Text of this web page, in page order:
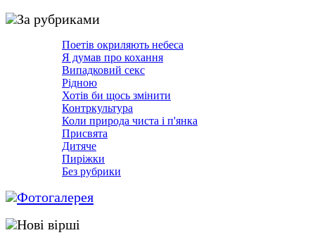
За рубриками
Поетів окриляють небеса
Я думав про кохання
Випадковий секс
Рідною
Хотів би щось змінити
Контркультура
Коли природа чиста і п'янка
Присвята
Дитяче
Пиріжки
Без рубрики
Фотогалерея
Нові вірші